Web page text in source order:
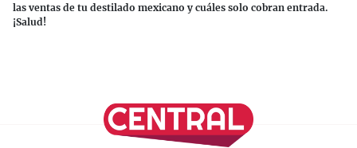
las ventas de tu destilado mexicano y cuáles solo cobran entrada.
¡Salud!